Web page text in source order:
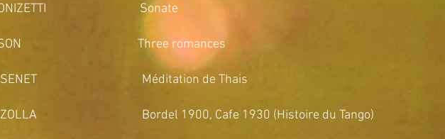
DONIZETTI Sonate
Three romances
Méditation de Thais
Bordel 1900, Cafe 1930 (Histoire du Tango)